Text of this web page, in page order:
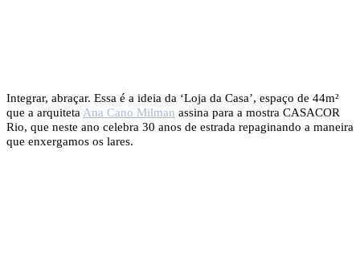
Integrar, abraçar. Essa é a ideia da ‘Loja da Casa’, espaço de 44m²
que a arquiteta Ana Cano Milman assina para a mostra CASACOR
Rio, que neste ano celebra 30 anos de estrada repaginando a maneira
que enxergamos os lares.